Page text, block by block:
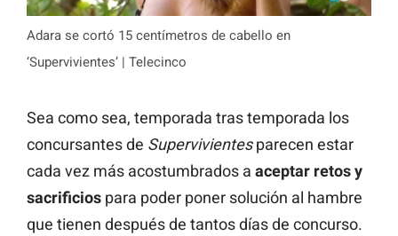
Adara se cortó 15 centímetros de cabello en
‘Supervivientes’ | Telecinco
Sea como sea, temporada tras temporada los
concursantes de Supervivientesparecen estar
cada vez más acostumbrados a aceptar retos y
sacrificios para poder poner solución al hambre
que tienen después de tantos días de concurso.